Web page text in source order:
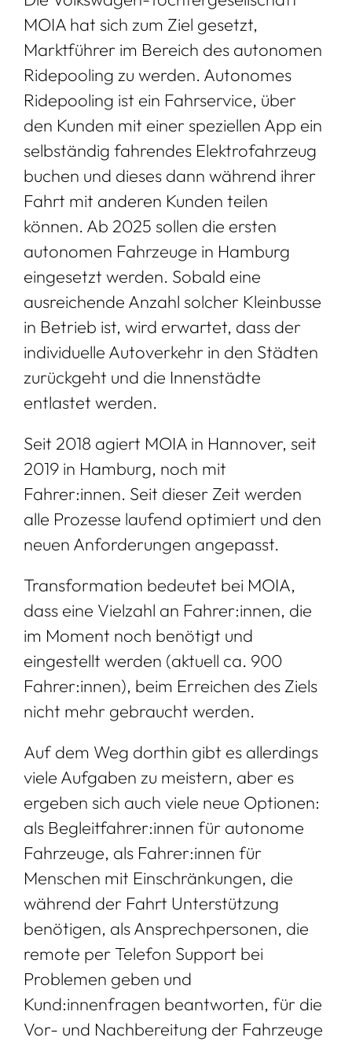
MOIA hat sich zum Ziel gesetzt,
Marktführer im Bereich des autonomen
Ridepooling zu werden. Autonomes
Ridepooling ist ein Fahrservice, über
den Kunden mit einer speziellen App ein
selbständig fahrendes Elektrofahrzeug
buchen und dieses dann während ihrer
Fahrt mit anderen Kunden teilen
können. Ab 2025 sollen die ersten
autonomen Fahrzeuge in Hamburg
eingesetzt werden. Sobald eine
ausreichende Anzahl solcher Kleinbusse
in Betrieb ist, wird erwartet, dass der
individuelle Autoverkehr in den Städten
zurückgeht und die Innenstädte
entlastet werden.
Seit 2018 agiert MOIA in Hannover, seit
2019 in Hamburg, noch mit
Fahrer:innen. Seit dieser Zeit werden
alle Prozesse laufend optimiert und den
neuen Anforderungen angepasst.
Transformation bedeutet bei MOIA,
dass eine Vielzahl an Fahrer:innen, die
im Moment noch benötigt und
eingestellt werden (aktuell ca. 900
Fahrer:innen), beim Erreichen des Ziels
nicht mehr gebraucht werden.
Auf dem Weg dorthin gibt es allerdings
viele Aufgaben zu meistern, aber es
ergeben sich auch viele neue Optionen:
als Begleitfahrer:innen für autonome
Fahrzeuge, als Fahrer:innen für
Menschen mit Einschränkungen, die
während der Fahrt Unterstützung
benötigen, als Ansprechpersonen, die
remote per Telefon Support bei
Problemen geben und
Kund:innenfragen beantworten, für die
Vor- und Nachbereitung der Fahrzeuge